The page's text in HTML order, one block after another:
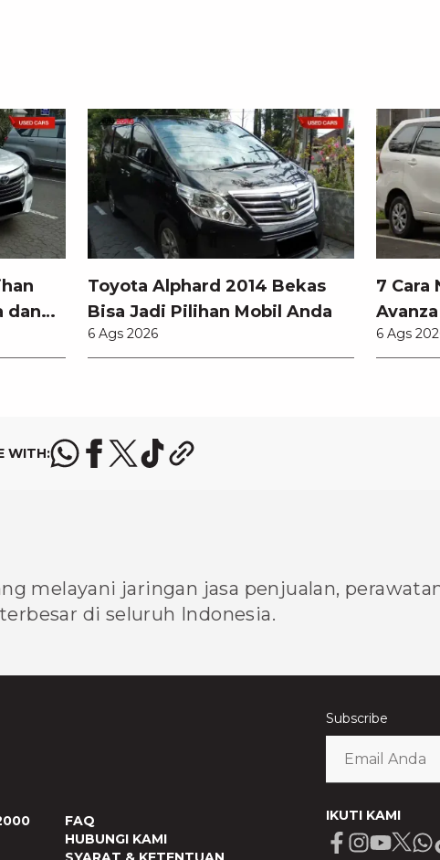
dan
Toyota Alphard 2014 Bekas
Bisa Jadi Pilihan Mobil Anda
6 Ags 2026
7 Cara
Teknik
6 Ags
WITH:
melayani jaringan jasa penjualan,
di seluruh Indonesia.
FAQ
HUBUNGI KAMI
Subscribe
IKUTI KAMI
Facebook
Instagram
Youtube
X